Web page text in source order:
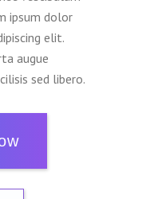
ipsum dolor
elit.
augue
sed libero.